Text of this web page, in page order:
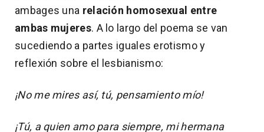
ambages una relación homosexual entre
ambas mujeres. A lo largo del poema se van
sucediendo a partes iguales erotismo y
reflexión sobre el lesbianismo:
¡No me mires así, tú, pensamiento mío!
¡Tú, a quien amo para siempre, mi hermana